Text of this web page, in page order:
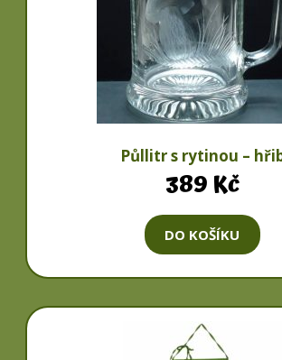
Půllitr s rytinou –
389Kč
DO KOŠÍKU